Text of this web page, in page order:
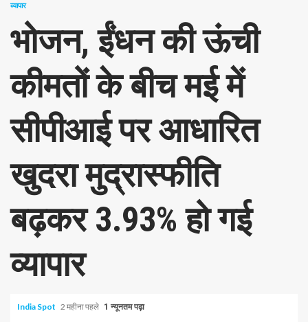
व्यापार
भोजन, ईंधन की ऊंची
कीमतों के बीच मई में
सीपीआई पर आधारित
खुदरा मुद्रास्फीति
बढ़कर 3.93% हो गई
व्यापार
India Spot 2 महीना पहले 1 न्यूनतम पढ़ा